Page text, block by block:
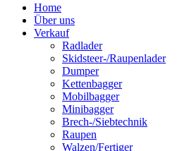
Home
Über uns
Verkauf
Radlader
Skidsteer-/Raupenlader
Dumper
Kettenbagger
Mobilbagger
Minibagger
Brech-/Siebtechnik
Raupen
Walzen/Fertiger